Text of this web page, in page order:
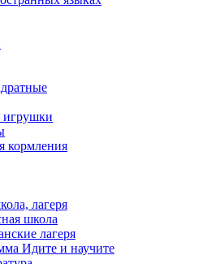
игрушки
кормления
лагеря
школа
лагеря
Идите и научите